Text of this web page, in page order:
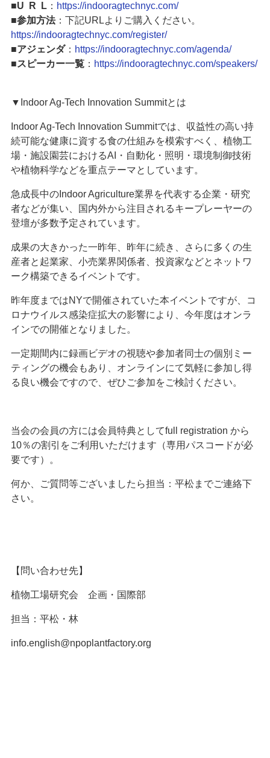
■U R L： https://indooragtechnyc.com/
■参加方法：下記URLよりご購入ください。
https://indooragtechnyc.com/register/
■アジェンダ： https://indooragtechnyc.com/agenda/
■スピーカー一覧： https://indooragtechnyc.com/speakers/
▼ Indoor Ag-Tech Innovation Summitとは
Indoor Ag-Tech Innovation Summitでは、収益性の高い持
続可能な健康に資する食の仕組みを模索すべく、植物工
場・施設園芸におけるAI
・自動化・照明・環境制御技術
や植物科学などを重点テーマとしています。
急成長中のIndoor Agriculture業界を代表する企業・研究
者などが集い、国内外から注目されるキープレーヤーの
登壇が多数予定されています。
成果の大きかった一昨年、昨年に続き、さらに多くの生
産者と起業家、小売業界関係者、投資家などとネットワ
ーク構築できるイベントです。
昨年度まではNYで開催されていた本イベントですが、コ
ロナウイルス感染症拡大の影響により、今年度はオンラ
インでの開催となりました。
一定期間内に録画ビデオの視聴や参加者同士の個別ミー
ティングの機会もあり、オンラインにて気軽に参加し得
る良い機会ですので、ぜひご参加をご検討ください。
当会の会員の方には会員特典としてfull registration から
10％の割引をご利用いただけます（専用パスコードが必
要です）。
何か、ご質問等ございましたら担当：平松までご連絡下
さい。
【問い合わせ先】
植物工場研究会 企画・国際部
担当：平松・林
info.english@npoplantfactory.org